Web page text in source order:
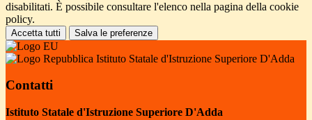
disabilitati. È possibile consultare l'elenco nella pagina della cookie
policy.
Accetta tutti Salva le preferenze
Istituto Statale d'Istruzione Superiore D'Adda
Contatti
Istituto Statale d'Istruzione Superiore D'Adda